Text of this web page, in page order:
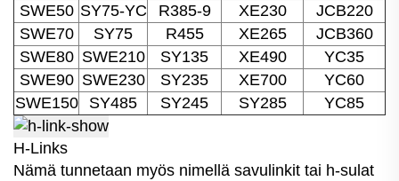
SWE50 SY75-YC R385-9 XE230
JCB220
SWE70
SY75 R455 XE265
JCB360
SWE80 SWE210 SY135 XE490
YC35
SWE90 SWE230 SY235 XE700
YC60
SWE150
SY485 SY245 SY285 YC85
H-Links
Nämä tunnetaan myös nimellä savulinkit tai h-sulat